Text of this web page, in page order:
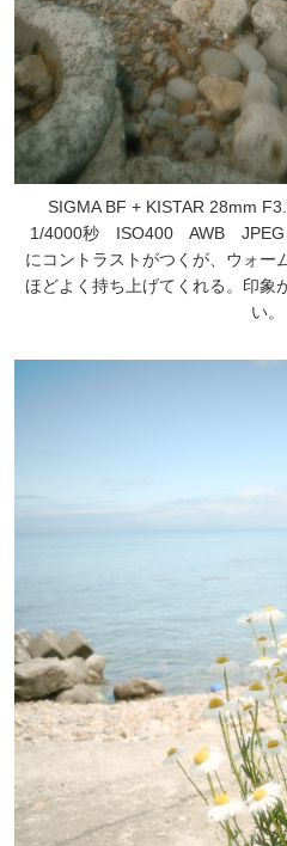
SIGMA BF + KISTAR 28mm
1/4000秒 ISO400 AWB JPEG
にコントラストがつくが、ウォー
ほどよく持ち上げてくれる。印象
い。